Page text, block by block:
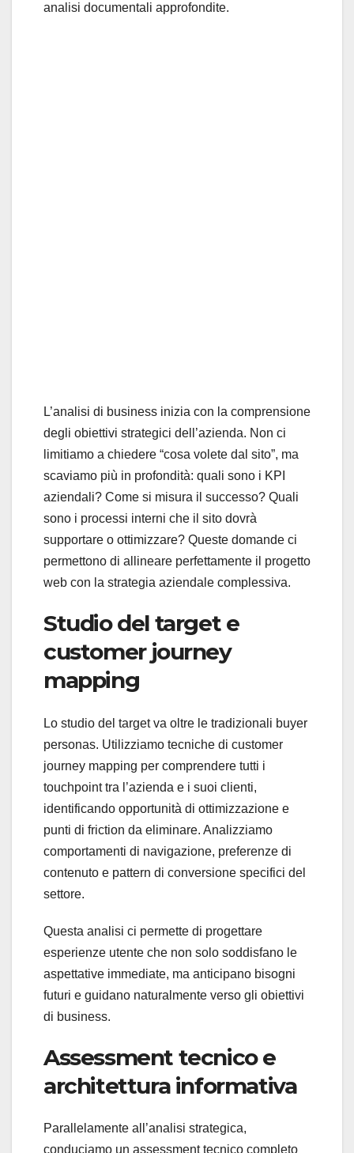
analisi documentali approfondite.
L’analisi di business inizia con la comprensione
degli obiettivi strategici dell’azienda. Non ci
limitiamo a chiedere “cosa volete dal sito”, ma
scaviamo più in profondità: quali sono i KPI
aziendali? Come si misura il successo? Quali
sono i processi interni che il sito dovrà
supportare o ottimizzare? Queste domande ci
permettono di allineare perfettamente il progetto
web con la strategia aziendale complessiva.
Studio del target e
customer journey
mapping
Lo studio del target va oltre le tradizionali buyer
personas. Utilizziamo tecniche di customer
journey mapping per comprendere tutti i
touchpoint tra l’azienda e i suoi clienti,
identificando opportunità di ottimizzazione e
punti di friction da eliminare. Analizziamo
comportamenti di navigazione, preferenze di
contenuto e pattern di conversione specifici del
settore.
Questa analisi ci permette di progettare
esperienze utente che non solo soddisfano le
aspettative immediate, ma anticipano bisogni
futuri e guidano naturalmente verso gli obiettivi
di business.
Assessment tecnico e
architettura informativa
Parallelamente all’analisi strategica,
conduciamo un assessment tecnico completo